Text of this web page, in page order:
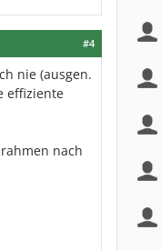
#4
nie (ausgen.
effiziente
nach